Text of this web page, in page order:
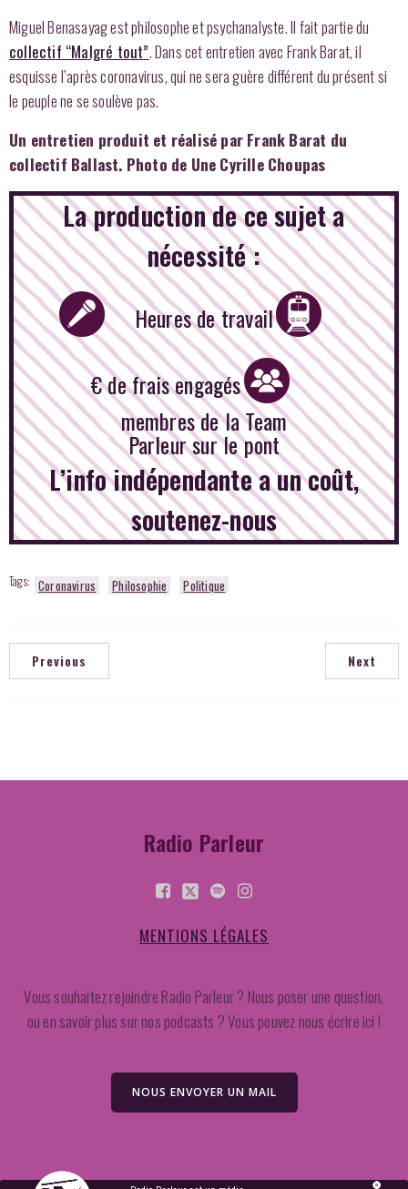
Miguel Benasayag est philosophe et psychanalyste. Il fait partie du
collectif “Malgré tout”. Dans cet entretien avec Frank Barat, il
esquisse l’après coronavirus, qui ne sera guère différent du présent si
le peuple ne se soulève pas.
Un entretien produit et réalisé par Frank Barat du
collectif Ballast. Photo de Une Cyrille Choupas
La production de ce sujet a
nécessité :
Heures de travail
€ de frais engagés
membres de la Team
Parleur sur le pont
L’info indépendante a un coût,
soutenez-nous
Tags: Coronavirus Philosophie Politique
Previous Next
Radio Parleur
MENTIONS LÉGALES
Vous souhaitez rejoindre Radio Parleur ? Nous poser une question,
ou en savoir plus sur nos podcasts ? Vous pouvez nous écrire ici !
NOUS ENVOYER UN MAIL